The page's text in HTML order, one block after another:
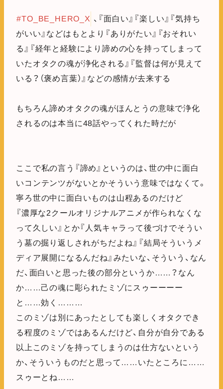
#TO_BE_HERO_X 、『面白い』『楽しい』『気持ち
がいい』などはもとより『ありがたい』『おそれい
る』『経年と経験により諦めの心を持ってしまって
いたオタクの魂が浄化される』『監督は何が見えて
いる？（褒め言葉）』などの感情が去来する
もちろん諦めオタクの魂がほんとうの意味で浄化
されるのは本当に48話やってくれた時だが
ここで私の言う『諦め』というのは、世の中に面白
いコンテンツがないとかそういう意味ではなくて。
寧ろ世の中に面白いものは山程あるのだけど
『濃厚な2クールオリジナルアニメが作られなくな
って久しい』とか『人気キャラって後づけでそうい
う墓の掘り返しされがちだよね』『結局そういうメ
ディア展開になるんだね』みたいな、そういう、なん
だ、面白いと思った後の部分というか……？なん
か……己の魂に彫られたミゾにスゥーーーー
と……効く………
このミゾは別にあったとしても楽しくオタクでき
る程度のミゾではあるんだけど、自分が自分である
以上このミゾを持ってしまうのは仕方ないという
か、そういうものだと思って……いたところに……
スゥーとね……